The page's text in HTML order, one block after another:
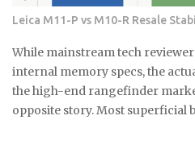
제로 변기에 버리면 안 되는 것들 물
녹는다고 광고하는 제품도 있지만,
구네 집에서 물티슈 때문에 변기가
요. 라면 국물이나 기름기 있는 음식
엔 괜찮은 것 같아도 배관 안에서 굳
겨울에는 기름이 더 빨리 굳어서 문
Leica M11-P vs M10-R Resale
While mainstream tech
internal memory specs, the
the high-end rangefinder
opposite story. Most superficial